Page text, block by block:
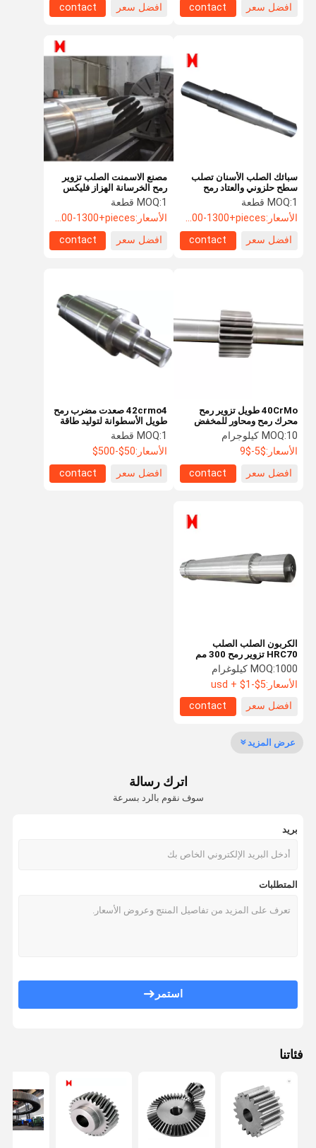
معلومات عنا
جولة في
مراقبة الجودة اتصل بنا اطلب اقتباس
جير شطبة الصلب
معدات حلزونية من الصلب
تزوير رمح
رافعة الاحتكاك
محطة ضخ هيدروليكية
مخفض التروس الكوكبي
مخفض سرعة العمود الموازي
الفرن الدوار للاسمنت
قطع غيار ماكينات التعدين
افضل سعر contact
افضل سعر
contact
سبائك الصلب الأسنان تصلب
سطح حلزوني والعتاد رمح
لمطحنة الكرة
MOQ:1 قطعة
الأسعار:USD+1000-1300+pieces
افضل سعر
contact
مصنع الاسمنت الصلب تزوير
رمح الخرسانة الهزاز فليكس
شافت
MOQ:1 قطعة
الأسعار:USD+1000-1300+pieces
افضل سعر
contact
40CrMo طويل تزوير رمح
محرك رمح ومحاور للمخفض
MOQ:10 كيلوجرام
الأسعار:$5-$9
افضل سعر
contact
42crmo4 صعدت مضرب رمح
طويل الأسطوانة لتوليد طاقة
الرياح
MOQ:1 قطعة
الأسعار:50$-500$
افضل سعر
contact
الكربون الصلب الصلب
HRC70 تزوير رمح 300 مم
-15000 مم طول
MOQ:1000 كيلوغرام
الأسعار:usd + $1-$5
افضل سعر
contact
عرض المزيد
اترك رسالة
سوف نقوم بالرد بسرعة
بريد
المتطلبات
استمر
فئاتنا